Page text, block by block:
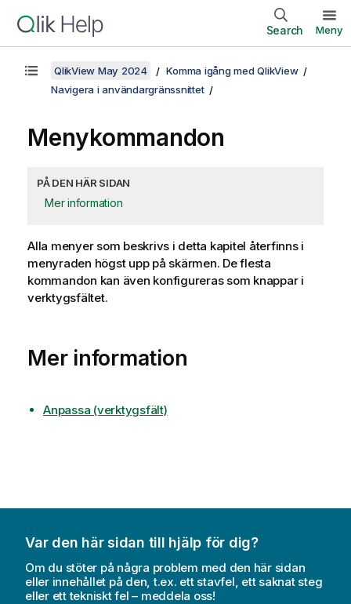
Search Meny
QlikView May 2024
Komma igång med QlikView
Navigera i användargränssnittet
Menykommandon
PÅ DEN HÄR SIDAN
Mer information
Alla menyer som beskrivs i detta kapitel återfinns i
menyraden högst upp på skärmen. De flesta
kommandon kan även konfigureras som knappar i
verktygsfältet.
Mer information
Anpassa (verktygsfält)
Var den här sidan till hjälp för dig?
Om du stöter på några problem med den här sidan
eller innehållet på den, t.ex. ett stavfel, ett saknat steg
eller ett tekniskt fel – meddela oss!